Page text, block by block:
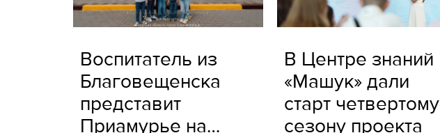
Воспитатель из
Благовещенска
представит
Приамурье на
В Центре знаний
«Машук» дали
старт четвертому
сезону проекта